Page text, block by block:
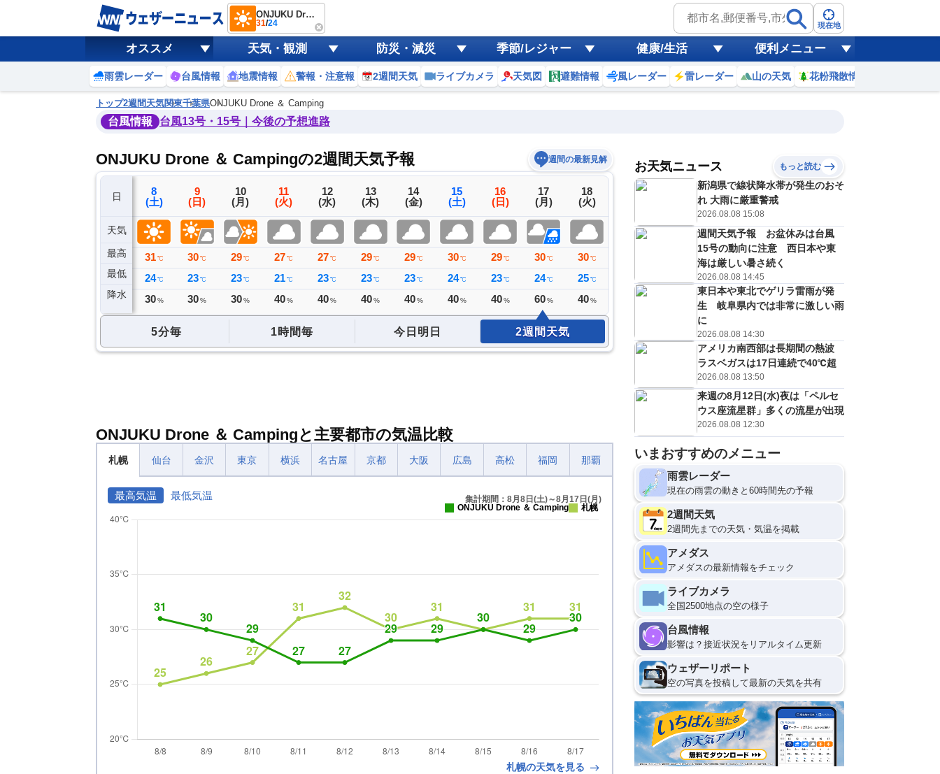
ONJUKU Drone ＆ Camping
31/24 現在地
オススメ 天気・観測 防災・減災 季節/レジャー 健康/生活 便利メニュー
雨雲レーダー 台風情報 地震情報 警報・注意報 2週間天気 ライブカメラ 天気図 避難情報 風レーダー 雷レーダー 山の天気 花粉飛散情報
トップ2週間天気関東千葉県ONJUKU Drone ＆ Camping
台風情報 台風13号・15号｜今後の予想進路
ONJUKU Drone ＆ Campingの2週間天気予報 週間の最新見解
日
天気
最高
最低
降水
7
(金)
31℃
26℃
ミリ
8
(土)
31 ℃
24 ℃
30 %
9
(日)
30 ℃
23 ℃
30 %
10
(月)
29 ℃
23 ℃
30 %
11
(火)
27 ℃
21 ℃
40 %
12
(水)
27℃
23℃
40%
13
(木)
29℃
23℃
40%
14
(金)
29℃
23℃
40%
15
(土)
30℃
24℃
40%
16
(日)
29 ℃
23 ℃
40 %
17
(月)
30 ℃
24 ℃
60 %
18
(火)
30 ℃
25 ℃
40 %
19
℃
21
(金)
E
29℃
25℃
30 %
22
(土)
E
29 ℃
24℃
30 %
B
C
D
？
5分毎 1時間毎 今日明日 2週間天気
ONJUKU Drone ＆ Campingと主要都市の気温比較
札幌 仙台 金沢 東京 横浜 名古屋 京都 大阪 広島 高松 福岡 那覇
最高気温 最低気温
集計期間：8月8日(土)～8月17日(月)
ONJUKU Drone ＆ Camping
札幌
札幌の天気を見る
お天気ニュース もっと読む
新潟県で線状降水帯が発生のおそ
れ 大雨に厳重警戒
2026.08.08 15:08
週間天気予報 お盆休みは台風
15号の動向に注意 西日本や東
海は厳しい暑さ続く
2026.08.08 14:45
東日本や東北でゲリラ雷雨が発
生 岐阜県内では非常に激しい雨
に
2026.08.08 14:30
アメリカ南西部は長期間の熱波
ラスベガスは17日連続で40℃超
2026.08.08 13:50
来週の8月12日(水)夜は「ペルセ
ウス座流星群」多くの流星が出現
2026.08.08 12:30
いまおすすめのメニュー
雨雲レーダー
現在の雨雲の動きと60時間先の予報
2週間天気
2週間先までの天気・気温を掲載
アメダス
アメダスの最新情報をチェック
ライブカメラ
全国2500地点の空の様子
台風情報
影響は？接近状況をリアルタイム更新
ウェザーリポート
空の写真を投稿して最新の天気を共有